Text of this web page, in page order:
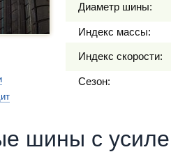
Диаметр шины:
Индекс массы:
Индекс скорости:
Сезон:
шины c